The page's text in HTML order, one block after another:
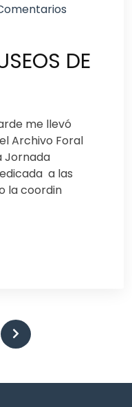
DE
me llevó
Archivo Foral
Jornada
a las
la coordin